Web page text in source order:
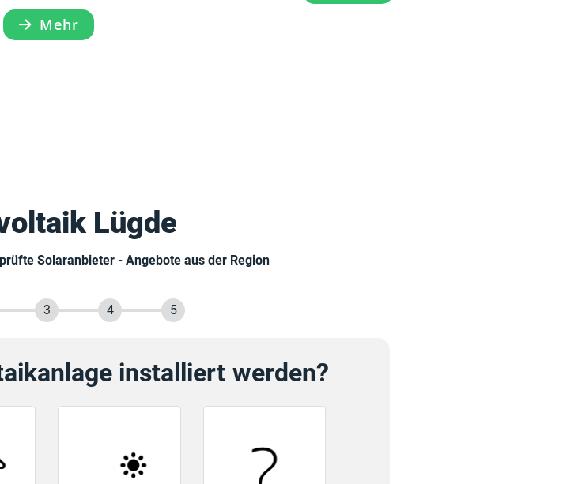
Mehr
Lügde
Solaranbieter - Angebote aus der Region
3 4 5
installiert werden?